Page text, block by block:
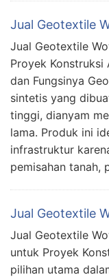
Jual Geotextile
Jual Geotextile
Proyek Konstruksi
dan Fungsinya
sintetis yang
tinggi, dianyam
lama. Produk ini
infrastruktur
pemisahan tanah,
Jual Geotextile
Jual Geotextile
untuk Proyek
pilihan utama